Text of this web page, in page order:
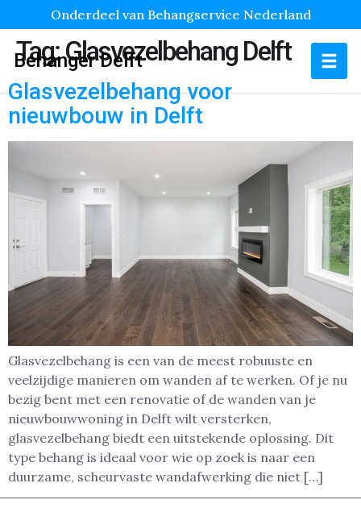
Onderdeel van Behangservice Nederland
Behanger Delft
Tag:Glasvezelbehang Delft
Glasvezelbehang voor
nieuwbouw in Delft
Glasvezelbehang is een van de meest robuuste en
veelzijdige manieren om wanden af te werken. Of je nu
bezig bent met een renovatie of de wanden van je
nieuwbouwwoning in Delft wilt versterken,
glasvezelbehang biedt een uitstekende oplossing. Dit
type behang is ideaal voor wie op zoek is naar een
duurzame, scheurvaste wandafwerking die niet […]